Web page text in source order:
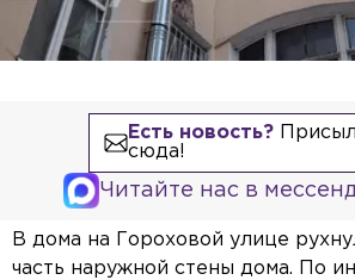
Есть новость?
сюда!
Читайте нас в
В дома на Гороховой улице
часть наружной стены дома. По